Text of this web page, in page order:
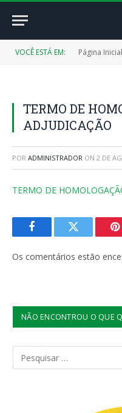
VOCÊ ESTÁ EM: Página Inicial
TERMO DE
ADJUDICAÇÃO
POR ADMINISTRADOR ON 2 DE
TERMO DE
FacebookTwitter
Os comentários estão
NÃO ENCONTROU O QUE